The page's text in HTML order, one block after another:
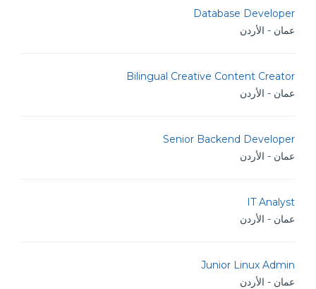
Database Developer
عمان - الأردن
Bilingual Creative Content Creator
عمان - الأردن
Senior Backend Developer
عمان - الأردن
IT Analyst
عمان - الأردن
Junior Linux Admin
عمان - الأردن